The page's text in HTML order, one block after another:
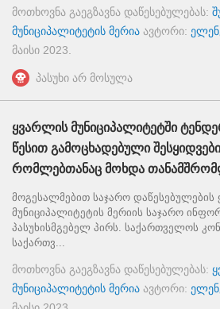
მოთხოვნა გაეგზავნა დაწესებულებას:
მუნიციპალიტეტის მერია ავტორი:
მაისი 2023
პასუხი არ მოსულა
ყვარლის მუნიციპალიტეტში
წესით გამოცხადებული
რომლებთანაც მოხდა
მოგესალმებით საჯარო დაწესებულების
მუნიციპალიტეტის მერიის საჯარო
პასუხისმგებელ პირს. საქართველოს
საქართვ...
მოთხოვნა გაეგზავნა დაწესებულებას:
მუნიციპალიტეტის მერია ავტორი: